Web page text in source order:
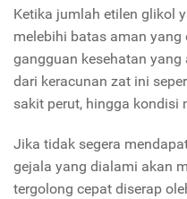
Ketika jumlah etilen glikol
melebihi batas aman
gangguan kesehatan
dari keracunan zat ini
sakit perut, hingga kondisi
Jika tidak segera
gejala yang dialami akan
tergolong cepat diserap